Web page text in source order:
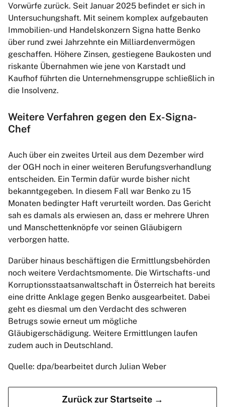
Vorwürfe zurück. Seit Januar 2025 befindet er sich in
Untersuchungshaft. Mit seinem komplex aufgebauten
Immobilien- und Handelskonzern Signa hatte Benko
über rund zwei Jahrzehnte ein Milliardenvermögen
geschaffen. Höhere Zinsen, gestiegene Baukosten und
riskante Übernahmen wie jene von Karstadt und
Kaufhof führten die Unternehmensgruppe schließlich in
die Insolvenz.
Weitere Verfahren gegen den Ex-Signa-
Chef
Auch über ein zweites Urteil aus dem Dezember wird
der OGH noch in einer weiteren Berufungsverhandlung
entscheiden. Ein Termin dafür wurde bisher nicht
bekanntgegeben. In diesem Fall war Benko zu 15
Monaten bedingter Haft verurteilt worden. Das Gericht
sah es damals als erwiesen an, dass er mehrere Uhren
und Manschettenknöpfe vor seinen Gläubigern
verborgen hatte.
Darüber hinaus beschäftigen die Ermittlungsbehörden
noch weitere Verdachtsmomente. Die Wirtschafts- und
Korruptionsstaatsanwaltschaft in Österreich hat bereits
eine dritte Anklage gegen Benko ausgearbeitet. Dabei
geht es diesmal um den Verdacht des schweren
Betrugs sowie erneut um mögliche
Gläubigerschädigung. Weitere Ermittlungen laufen
zudem auch in Deutschland.
Quelle: dpa/bearbeitet durch Julian Weber
Zurück zur Startseite →